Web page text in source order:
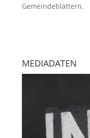
Gemeindeblättern.
MEDIADATEN